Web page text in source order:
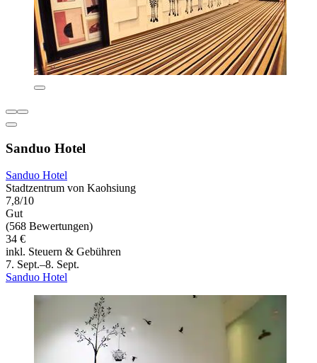
Sanduo Hotel
Sanduo Hotel
Stadtzentrum von Kaohsiung
7,8/10
Gut
(568 Bewertungen)
34 €
inkl. Steuern & Gebühren
7. Sept.–8. Sept.
Sanduo Hotel